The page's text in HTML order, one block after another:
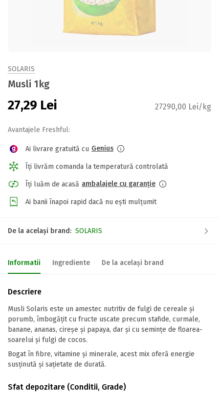
SOLARIS
Musli 1kg
27,29 Lei 27290,00 Lei/kg
Avantajele Freshful:
Ai livrare gratuită cu Genius
Îți livrăm comanda la temperatură controlată
Îți luăm de acasă ambalajele cu garanție
Ai banii înapoi rapid dacă nu ești mulțumit
De la același brand: SOLARIS
Informatii Ingrediente De la același brand
Descriere
Musli Solaris este un amestec nutritiv de fulgi de cereale și
porumb, îmbogățit cu fructe uscate precum stafide, curmale,
banane, ananas, cireșe și papaya, dar și cu semințe de floarea-
soarelui și fulgi de cocos.
Bogat în fibre, vitamine și minerale, acest mix oferă energie
susținută și sațietate de durată.
Sfat depozitare (Conditii, Grade)